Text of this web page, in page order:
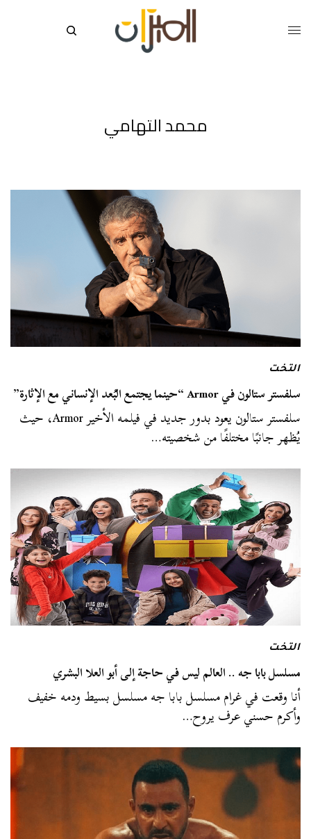
محمد التهامي
التخت
سلفستر ستالون في Armor “حينما يجتمع البُعد الإنساني مع الإثارة”
سلفستر ستالون يعود بدور جديد في فيلمه الأخير Armor، حيث
يُظهر جانبًا مختلفًا من شخصيته…
التخت
مسلسل بابا جه .. العالم ليس في حاجة إلى أبو العلا البشري
أنا وقعت في غرام مسلسل بابا جه مسلسل بسيط ودمه خفيف
وأكرم حسني عرف يروح…